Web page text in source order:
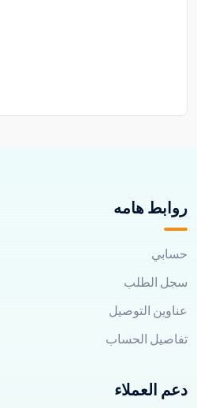
روابط هامه
حسابي
سجل الطلب
عناوين التوصيل
تفاصيل الحساب
دعم العملاء